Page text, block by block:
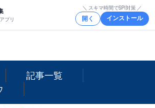
プリ
＼ スキマ時間でSPI対策 ／
開く インストール
記事一覧